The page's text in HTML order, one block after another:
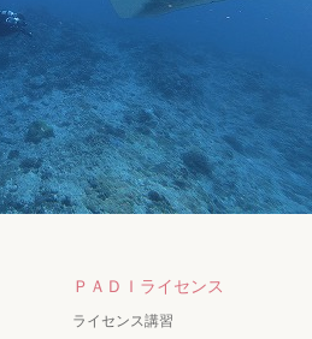
ＰＡＤＩライセンス
ライセンス講習